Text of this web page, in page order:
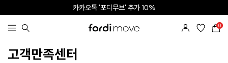
카카오톡 '포디무브' 추가 10%
SNS 태그 | App 다운로드 5%
0
고객만족센터